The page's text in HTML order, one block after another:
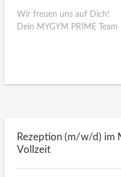
Wir freuen uns auf Dich!
Dein MYGYM PRIME Team
Rezeption (m/w/d) im
Vollzeit